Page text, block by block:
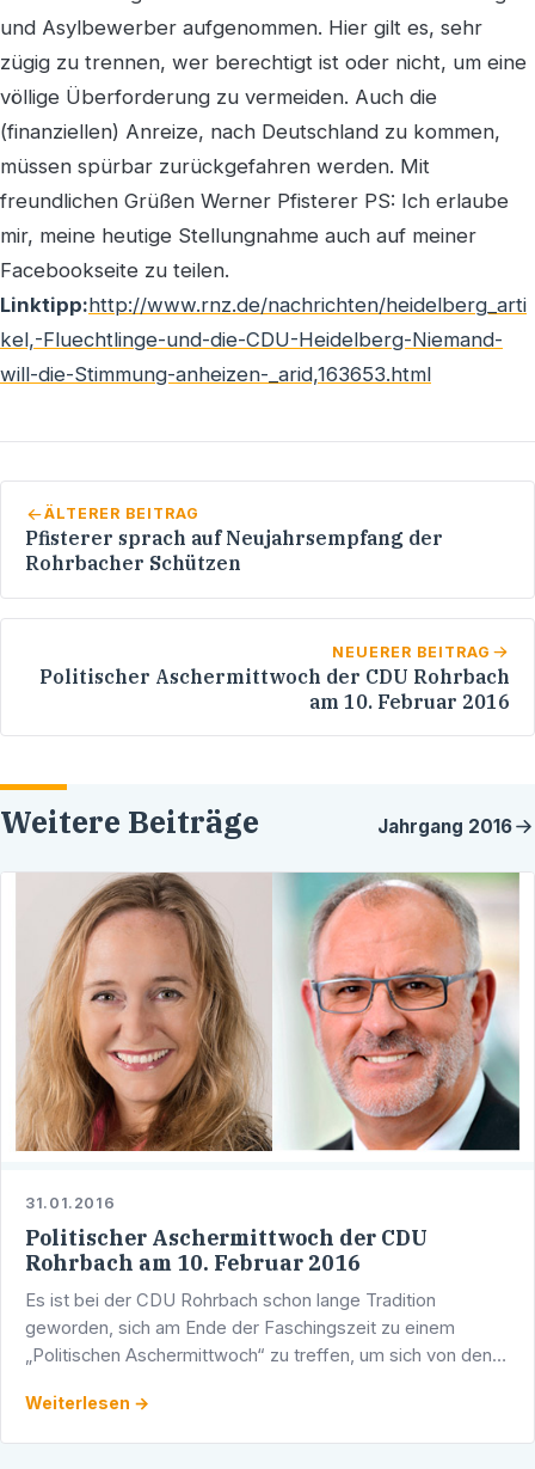
und Asylbewerber aufgenommen. Hier gilt es, sehr
zügig zu trennen, wer berechtigt ist oder nicht, um eine
völlige Überforderung zu vermeiden. Auch die
(finanziellen) Anreize, nach Deutschland zu kommen,
müssen spürbar zurückgefahren werden. Mit
freundlichen Grüßen Werner Pfisterer PS: Ich erlaube
mir, meine heutige Stellungnahme auch auf meiner
Facebookseite zu teilen.
Linktipp:http://www.rnz.de/nachrichten/heidelberg_arti
kel,-Fluechtlinge-und-die-CDU-Heidelberg-Niemand-
will-die-Stimmung-anheizen-_arid,163653.html
ÄLTERER BEITRAG
Pfisterer sprach auf Neujahrsempfang der
Rohrbacher Schützen
NEUERER BEITRAG
Politischer Aschermittwoch der CDU Rohrbach
am 10. Februar 2016
Weitere Beiträge Jahrgang 2016
31.01.2016
Politischer Aschermittwoch der CDU
Rohrbach am 10. Februar 2016
Es ist bei der CDU Rohrbach schon lange Tradition
geworden, sich am Ende der Faschingszeit zu einem
„Politischen Aschermittwoch“ zu treffen, um sich von den
Bund …
Weiterlesen →